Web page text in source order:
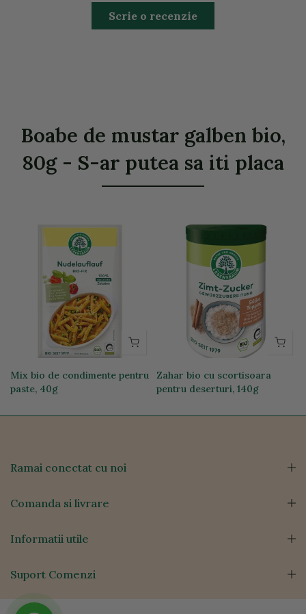
Scrie o recenzie
Boabe de mustar galben bio,
80g - S-ar putea sa iti placa
Mix bio de condimente pentru
paste, 40g
Zahar bio cu scortisoara
pentru deserturi, 140g
Ramai conectat cu noi
Comanda si livrare
Informatii utile
Suport Comenzi